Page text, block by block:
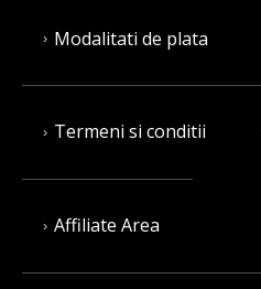
Modalitati de plata
Termeni si conditii
Affiliate Area